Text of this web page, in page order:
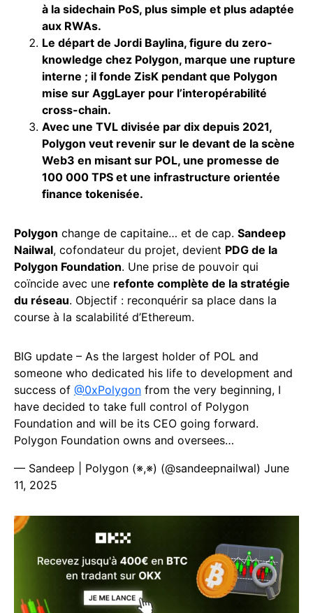
à la sidechain PoS, plus simple et plus adaptée
aux RWAs.
Le départ de Jordi Baylina, figure du zero-
knowledge chez Polygon, marque une rupture
interne ; il fonde ZisK pendant que Polygon
mise sur AggLayer pour l’interopérabilité
cross-chain.
Avec une TVL divisée par dix depuis 2021,
Polygon veut revenir sur le devant de la scène
Web3 en misant sur POL, une promesse de
100 000 TPS et une infrastructure orientée
finance tokenisée.
Polygon change de capitaine… et de cap. Sandeep
Nailwal, cofondateur du projet, devient PDG de la
Polygon Foundation. Une prise de pouvoir qui
coïncide avec une refonte complète de la stratégie
du réseau. Objectif : reconquérir sa place dans la
course à la scalabilité d’Ethereum.
BIG update – As the largest holder of POL and
someone who dedicated his life to development and
success of @0xPolygon from the very beginning, I
have decided to take full control of Polygon
Foundation and will be its CEO going forward.
Polygon Foundation owns and oversees…
— Sandeep | Polygon (※,※) (@sandeepnailwal) June
11, 2025